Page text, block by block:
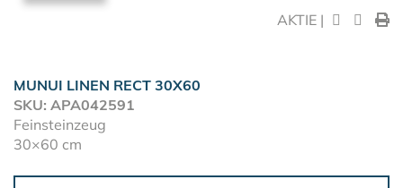
AKTIE |
MUNUI LINEN RECT 30X60
SKU: APA042591
Feinsteinzeug
30×60 cm